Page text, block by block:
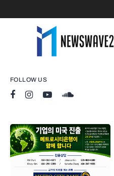
FOLLOW US